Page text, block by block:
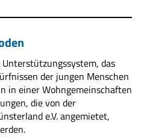
das
der jungen Menschen
in einer Wohngemeinschaften
die von der
e.V. angemietet,